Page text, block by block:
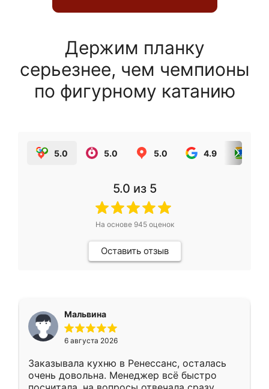
Держим планку
серьезнее, чем чемпионы
по фигурному катанию
5.0 5.0 5.0 4.9
5.0 из 5
На основе 945оценок
Оставить отзыв
Мальвина
6 августа 2026
Заказывала кухню в Ренессанс, осталась
очень довольна. Менеджер всё быстро